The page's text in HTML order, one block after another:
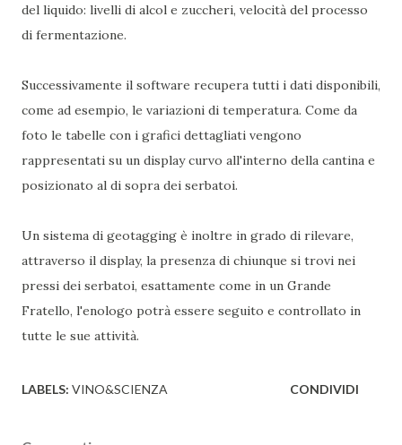
del liquido: livelli di alcol e zuccheri, velocità del processo
di fermentazione.
Successivamente il software recupera tutti i dati disponibili,
come ad esempio, le variazioni di temperatura. Come da
foto le tabelle con i grafici dettagliati vengono
rappresentati su un display curvo all'interno della cantina e
posizionato al di sopra dei serbatoi.
Un sistema di geotagging è inoltre in grado di rilevare,
attraverso il display, la presenza di chiunque si trovi nei
pressi dei serbatoi, esattamente come in un Grande
Fratello, l'enologo potrà essere seguito e controllato in
tutte le sue attività.
LABELS: VINO&SCIENZA CONDIVIDI